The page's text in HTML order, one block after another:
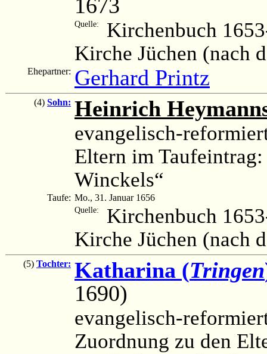
1673
Quelle:
Kirchenbuch
Kirche Jüchen (nach
Ehepartner: Gerhard Printz
(4) Sohn: Heinrich
evangelisch-
Eltern im
Winckels“
Taufe: Mo., 31. Januar 1656
Quelle:
Kirchenbuch
Kirche Jüchen (nach
(5) Tochter: Katharina (Tringen
1690)
evangelisch-
Zuordnung zu den